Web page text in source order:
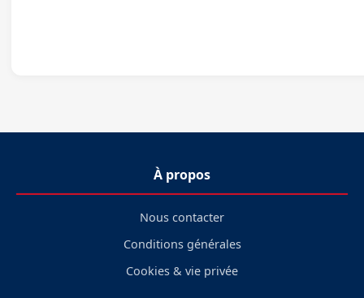
À propos
Nous contacter
Conditions générales
Cookies & vie privée